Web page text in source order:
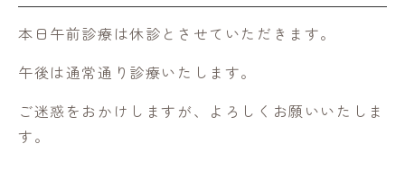
本日午前診療は休診とさせていただきます。
午後は通常通り診療いたします。
ご迷惑をおかけしますが、よろしくお願いいたしま
す。